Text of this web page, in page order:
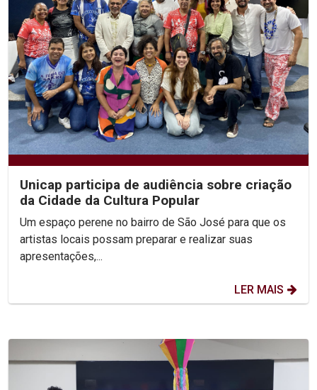
Unicap participa de audiência sobre criação
da Cidade da Cultura Popular
Um espaço perene no bairro de São José para que os
artistas locais possam preparar e realizar suas
apresentações,...
LER MAIS